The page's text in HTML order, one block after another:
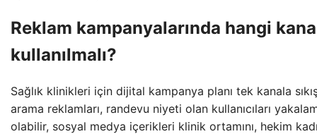
Reklam kampanyalarında hangi
kullanılmalı?
Sağlık klinikleri için dijital kampanya planı tek kanala
arama reklamları, randevu niyeti olan kullanıcıları
olabilir, sosyal medya içerikleri klinik ortamını, hekim